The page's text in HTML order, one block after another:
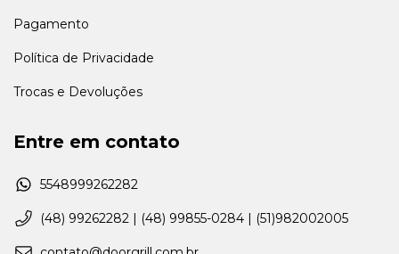
Pagamento
Política de Privacidade
Trocas e Devoluções
Entre em contato
5548999262282
(48) 99262282 | (48) 99855-0284 | (51)982002005